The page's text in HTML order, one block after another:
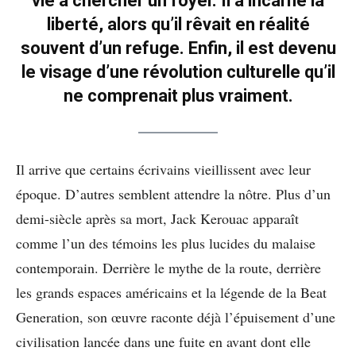
liberté, alors qu’il rêvait en réalité
souvent d’un refuge. Enfin, il est devenu
le visage d’une révolution culturelle qu’il
ne comprenait plus vraiment.
Il arrive que certains écrivains vieillissent avec leur
époque. D’autres semblent attendre la nôtre. Plus d’un
demi-siècle après sa mort, Jack Kerouac apparaît
comme l’un des témoins les plus lucides du malaise
contemporain. Derrière le mythe de la route, derrière
les grands espaces américains et la légende de la Beat
Generation, son œuvre raconte déjà l’épuisement d’une
civilisation lancée dans une fuite en avant dont elle